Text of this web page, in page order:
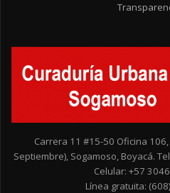
Carrera 11 #15-50 Oficina
Septiembre), Sogamoso, Boyacá.
Celular: +57
Línea gratuita: